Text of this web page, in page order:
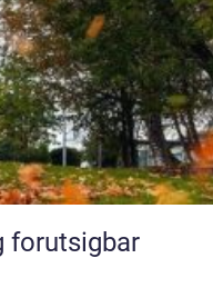
forutsigbar